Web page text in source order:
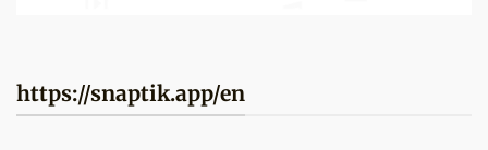
https://snaptik.app/en